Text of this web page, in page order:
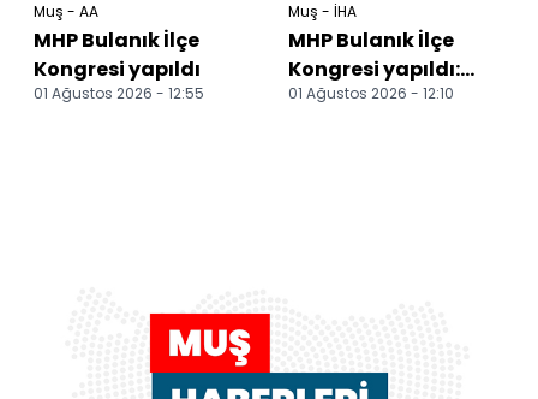
Muş - AA
MHP Bulanık İlçe
Kongresi yapıldı
01 Ağustos 2026 - 12:55
Muş - İHA
MHP Bulanık İlçe
Kongresi yapıldı:
Zafer Yıkılmaz güven
01 Ağustos 2026 - 12:10